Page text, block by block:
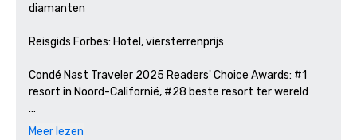
diamanten
Reisgids Forbes: Hotel, viersterrenprijs
Condé Nast Traveler 2025 Readers' Choice Awards: #1
resort in Noord-Californië, #28 beste resort ter wereld
San Francisco Magazine 2025 Best of Local Luxury Travel
Meer lezen